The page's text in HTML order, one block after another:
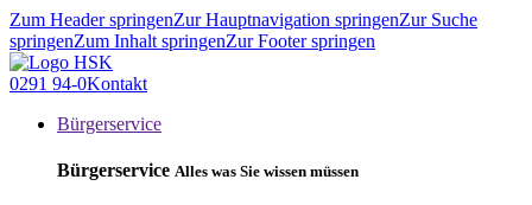
Zum Header springenZur Hauptnavigation springenZur Suche
springenZum Inhalt springenZur Footer springen
0291 94-0Kontakt
Bürgerservice
Bürgerservice Alles was Sie wissen müssen